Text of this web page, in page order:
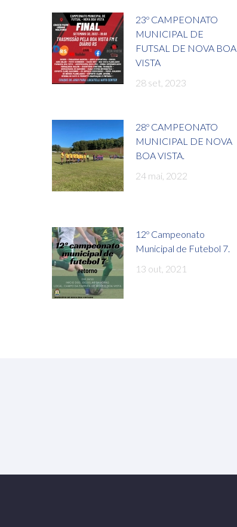
23º CAMPEONATO
MUNICIPAL DE
FUTSAL DE NOVA BOA
VISTA
28 set, 2023
28º CAMPEONATO
MUNICIPAL DE NOVA
BOA VISTA.
24 mai, 2022
12º Campeonato
Municipal de Futebol 7.
13 out, 2021